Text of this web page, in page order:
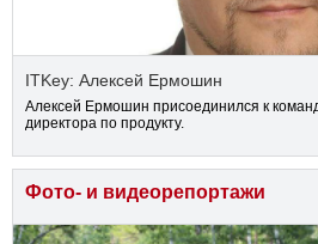
ITKey: Алексей Ермошин
Алексей Ермошин присоединился к
директора по продукту.
Фото- и видеорепортажи